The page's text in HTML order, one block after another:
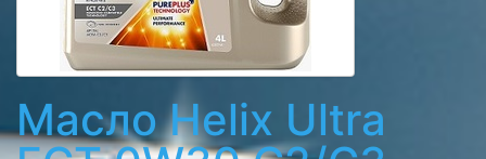
Масло Helix Ultra